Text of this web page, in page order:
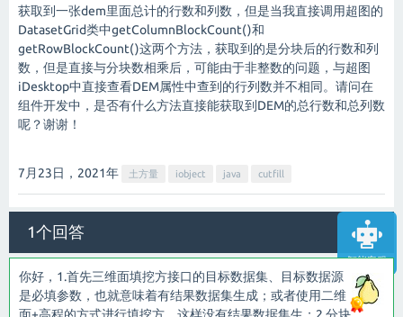
智能客服
获取到一张dem里面总计的行数和列数，但是当我直接调用超图的
DatasetGrid类中getColumnBlockCount()和
getRowBlockCount()这两个方法，获取到的是分块后的行数和列
数，但是直接与分块数相乘后，可能由于非整数的问题，与超图
iDesktop中直接查看DEM属性中查到的行列数并不相同。请问在
组件开发中，是否有什么方法直接能获取到DEM的总行数和总列数
呢？谢谢！
7月23日，2021年 土方量 iobject java cutfill
1个回答
你好，1.首先三维面填挖方接口的目标数据集、目标数据源
是必填参数，也就意味着有结果数据集生成；或者使用二维